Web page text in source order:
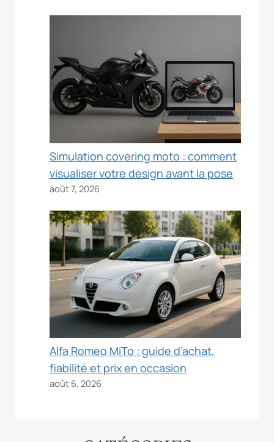
Simulation covering moto : comment
visualiser votre design avant la pose
août 7, 2026
Alfa Romeo MiTo : guide d’achat,
fiabilité et prix en occasion
août 6, 2026